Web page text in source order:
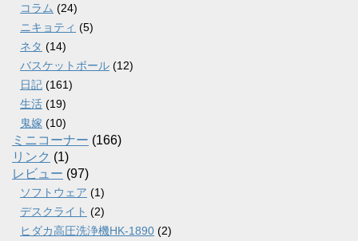
コラム (24)
ニキョティ (5)
ネタ (14)
バスケットボール (12)
日記 (161)
生活 (19)
鬼嫁 (10)
ミニコーナー (166)
リンク (1)
レビュー (97)
ソフトウェア (1)
デスクライト (2)
ヒダカ高圧洗浄機HK-1890 (2)